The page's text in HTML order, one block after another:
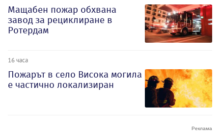
Мащабен пожар обхвана
завод за рециклиране в
Ротердам
16 часа
Пожарът в село Висока могила
е частично локализиран